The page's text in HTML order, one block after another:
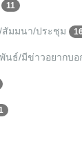
11
สัมมนา/ประชุม
นธ์/มีข่าวอยากบอ